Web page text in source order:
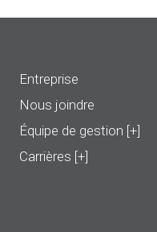
Entreprise
Nous joindre
Équipe de gestion [+]
Carrières [+]